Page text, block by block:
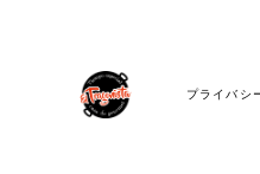
プライバシ